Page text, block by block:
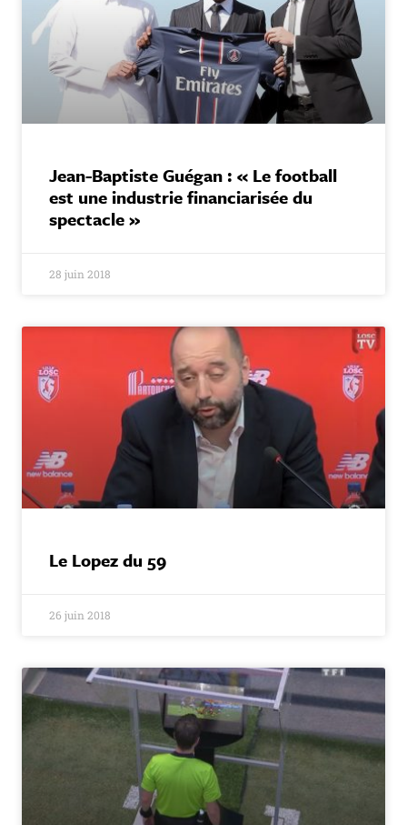
Jean-Baptiste Guégan : « Le football
est une industrie financiarisée du
spectacle »
28 juin 2018
Le Lopez du 59
26 juin 2018